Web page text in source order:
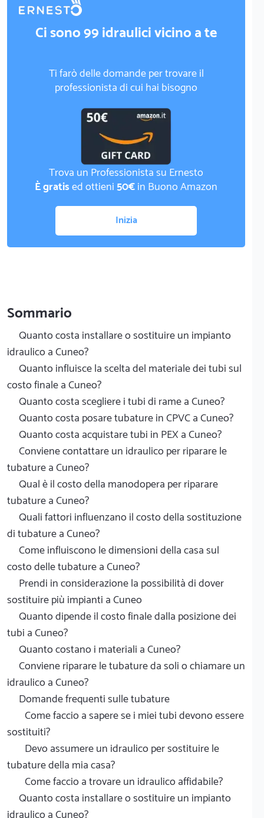
Ci sono 99 idraulici vicino a te
Ti farò delle domande per trovare il
professionista di cui hai bisogno
Trova un Professionista su Ernesto
È gratised ottieni50€in Buono Amazon
Inizia
Sommario
Quanto costa installare o sostituire un impianto
idraulico a Cuneo?
Quanto influisce la scelta del materiale dei tubi sul
costo finale a Cuneo?
Quanto costa scegliere i tubi di rame a Cuneo?
Quanto costa posare tubature in CPVC a Cuneo?
Quanto costa acquistare tubi in PEX a Cuneo?
Conviene contattare un idraulico per riparare le
tubature a Cuneo?
Qual è il costo della manodopera per riparare
tubature a Cuneo?
Quali fattori influenzano il costo della sostituzione
di tubature a Cuneo?
Come influiscono le dimensioni della casa sul
costo delle tubature a Cuneo?
Prendi in considerazione la possibilità di dover
sostituire più impianti a Cuneo
Quanto dipende il costo finale dalla posizione dei
tubi a Cuneo?
Quanto costano i materiali a Cuneo?
Conviene riparare le tubature da soli o chiamare un
idraulico a Cuneo?
Domande frequenti sulle tubature
Come faccio a sapere se i miei tubi devono essere
sostituiti?
Devo assumere un idraulico per sostituire le
tubature della mia casa?
Come faccio a trovare un idraulico affidabile?
Quanto costa installare o sostituire un impianto